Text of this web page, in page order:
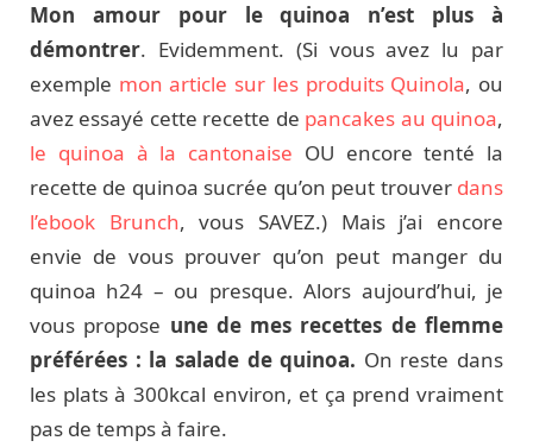
Mon amour pour le quinoa n’est plus à
démontrer. Evidemment. (Si vous avez lu par
exemple mon article sur les produits Quinola, ou
avez essayé cette recette de pancakes au quinoa,
le quinoa à la cantonaise OU encore tenté la
recette de quinoa sucrée qu’on peut trouver dans
l’ebook Brunch, vous SAVEZ.) Mais j’ai encore
envie de vous prouver qu’on peut manger du
quinoa h24 – ou presque. Alors aujourd’hui, je
vous propose une de mes recettes de flemme
préférées : la salade de quinoa. On reste dans
les plats à 300kcal environ, et ça prend vraiment
pas de temps à faire.